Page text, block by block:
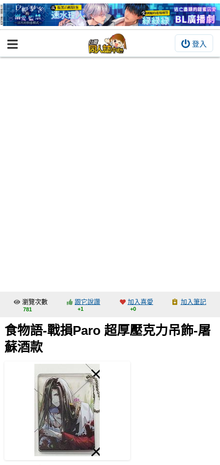
登入
BOOKY書集倉庫
交流中心
攤位轉讓區
會員功能選單
註冊會員
登入
瀏覽次數
781
跟它說讚
+1
加入喜愛
+0
加入筆記
食物語-戰損Paro 超厚壓克力吊飾-屠
蘇酒款